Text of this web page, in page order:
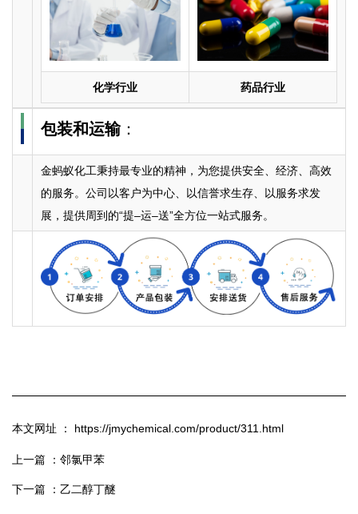
化学行业 药品行业
包装和运输：
金蚂蚁化工秉持最专业的精神，为您提供安全、经济、高效
的服务。公司以客户为中心、以信誉求生存、以服务求发
展，提供周到的“提–运–送”全方位一站式服务。
本文网址 ： https://jmychemical.com/product/311.html
上一篇 ： 邻氯甲苯
下一篇 ： 乙二醇丁醚